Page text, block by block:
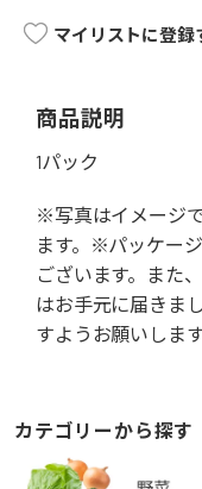
マイリストに登録
商品説明
1パック
※写真はイメージ
ます。※パッケー
ございます。また
はお手元に届きま
すようお願いします
カテゴリーから探す